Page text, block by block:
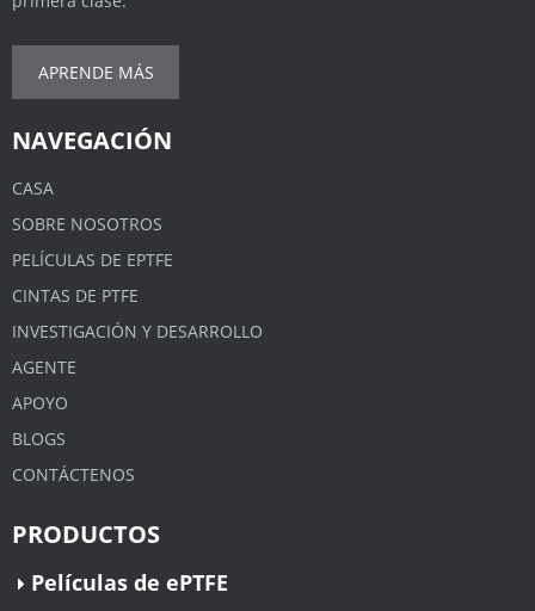
APRENDE MÁS
NAVEGACIÓN
CASA
SOBRE NOSOTROS
PELÍCULAS DE EPTFE
CINTAS DE PTFE
INVESTIGACIÓN Y DESARROLLO
AGENTE
APOYO
BLOGS
CONTÁCTENOS
PRODUCTOS
Películas de ePTFE